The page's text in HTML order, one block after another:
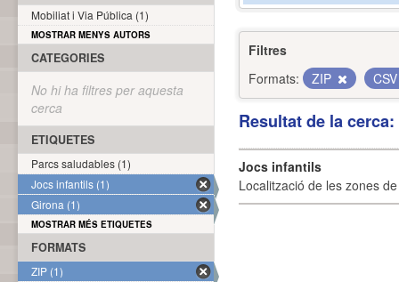
Filtres
Formats:
ZIP
Resultat de la
Jocs infantils
Localització de les zones
Mobiliat i Via Pública (1)
MOSTRAR MENYS AUTORS
CATEGORIES
No hi ha filtres per aquesta
cerca
ETIQUETES
Parcs saludables (1)
Jocs infantils (1)
Girona (1)
MOSTRAR MÉS ETIQUETES
FORMATS
ZIP (1)